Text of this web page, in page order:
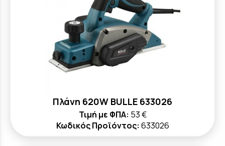
Πλάνη 620W BULLE 633026
Τιμή με ΦΠΑ: 53 €
Κωδικός Προϊόντος: 633026